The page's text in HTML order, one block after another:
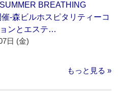
SUMMER BREATHING
‐森ビルホスピタリティーコ
ンとエステ…
日 (金)
もっと見る »